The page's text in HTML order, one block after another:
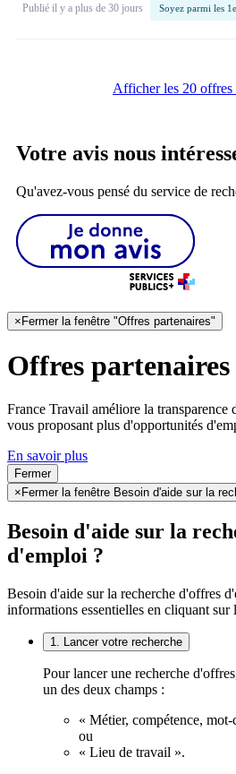
Publié il y a plus de 30 jours Soyez parmi les
Afficher les 20 offres
Votre avis nous
Qu'avez-vous pensé du service de
×Fermer la fenêtre "Offres partenaires"
Offres partenaires
France Travail améliore la transparence
vous proposant plus d'opportunités
En savoir plus
Fermer
× Fermer la fenêtre Besoin d'aide sur la
Besoin d'aide sur la
d'emploi ?
Besoin d'aide sur la recherche d'offres
informations essentielles en cliquant sur
1. Lancer votre recherche
Pour lancer une recherche
un des deux champs :
« Métier, compétence,
ou
« Lieu de travail ».